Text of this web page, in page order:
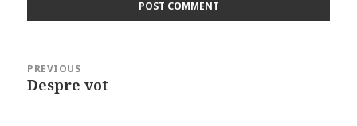
navigation
PREVIOUS
Previous
Despre vot